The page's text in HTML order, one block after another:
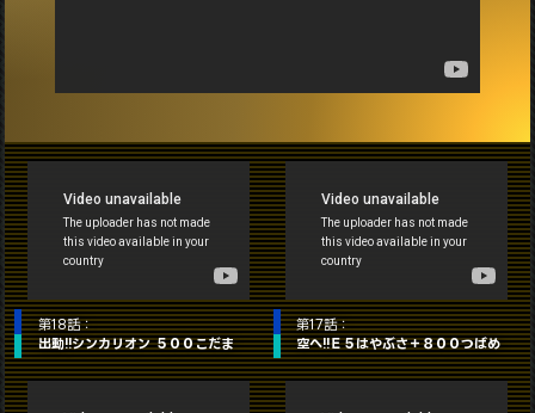
第18話：
出動!!シンカリオン ５００こだま
第17話：
空へ!!Ｅ５はやぶさ＋８００つばめ